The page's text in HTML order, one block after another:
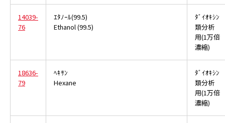
14039-
76
ｴﾀﾉｰﾙ(99.5)
Ethanol (99.5)
ﾀﾞｲｵｷｼﾝ
類分析
用(1万倍
濃縮)
18636-
79
ﾍｷｻﾝ
Hexane
ﾀﾞｲｵｷｼﾝ
類分析
用(1万倍
濃縮)